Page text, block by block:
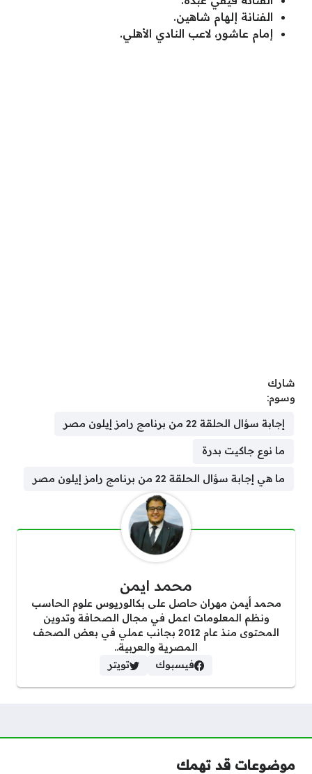
الفنانة إلهام شاهين.
إمام عاشور، لاعب النادي الأهلي.
شارك
وسوم:
إجابة سؤال الحلقة 22 من برنامج رامز إيلون مصر
ما نوع جاكيت بدرة
ما هي إجابة سؤال الحلقة 22 من برنامج رامز إيلون مصر
محمد ايمن
محمد أيمن مهران حاصل على بكالوريوس علوم الحاسب
ونظم المعلومات اعمل في مجال الصحافة وتدوين
المحتوى منذ عام 2012 بجانب عملي في بعض الصحف
المصرية والعربية..
فيسبوك
تويتر
موضوعات قد تهمك